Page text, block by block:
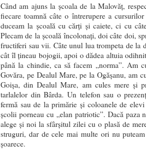
Când am ajuns la școala de la Malovăț,
fiecare toamnă câte o întrerupere a
duceam la școală cu cărți și caiete, ci cu
Plecam de la școală încolonați, doi câte doi,
fructiferi sau vii. Câte unul lua trompeta de la
cât îl țineau bojogii, apoi o dădea altuia
până la chindie, ca să facem „norma”. Am
Govăra, pe Dealul Mare, pe la Ogășanu, am
Goișa, din Dealul Mare, am cules mere și
tarlalelor din Bârda. Un telefon sau o
fermă sau de la primărie și coloanele de
școlii porneau cu „elan patriotic”. Dacă paza
alege și noi la sfârșitul zilei cu o plasă de
struguri, dar de cele mai multe ori nu
șoarece.